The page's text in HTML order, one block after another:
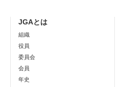
JGAとは
組織
役員
委員会
会員
年史